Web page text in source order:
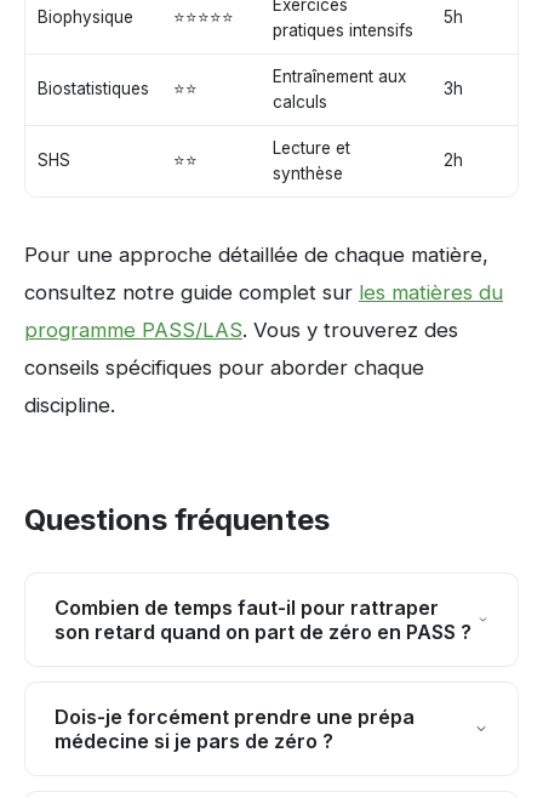
Biophysique ⭐⭐⭐⭐⭐
Exercices
pratiques intensifs
5h
Biostatistiques ⭐⭐
Entraînement aux
calculs
3h
SHS ⭐⭐
Lecture et
synthèse
2h
Pour une approche détaillée de chaque matière,
consultez notre guide complet sur les matières du
programme PASS/LAS. Vous y trouverez des
conseils spécifiques pour aborder chaque
discipline.
Questions fréquentes
Combien de temps faut-il pour rattraper
son retard quand on part de zéro en PASS ?
pour acquérir les bases essentielles. Cependant,
l'apprentissage se poursuit tout au long de l'année.
Dois-je forcément prendre une prépa
médecine si je pars de zéro ?